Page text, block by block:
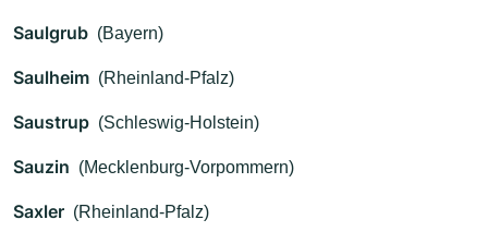
Saulgrub (Bayern)
Saulheim (Rheinland-Pfalz)
Saustrup (Schleswig-Holstein)
Sauzin (Mecklenburg-Vorpommern)
Saxler (Rheinland-Pfalz)